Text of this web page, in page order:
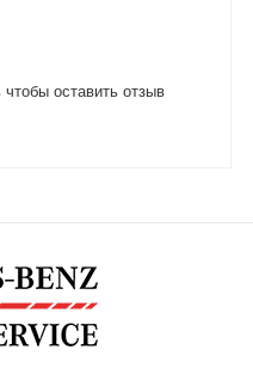
чтобы оставить отзыв